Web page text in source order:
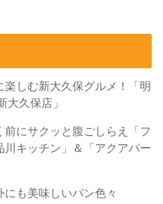
楽しむ新大久保グルメ！「明
大久保店」
前にサクッと腹ごしらえ「フ
川キッチン」＆「アクアパー
にも美味しいパン色々